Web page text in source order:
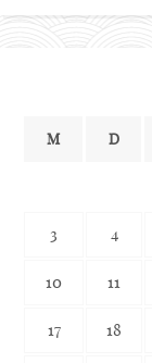
M D
3 4
10 11
17 18